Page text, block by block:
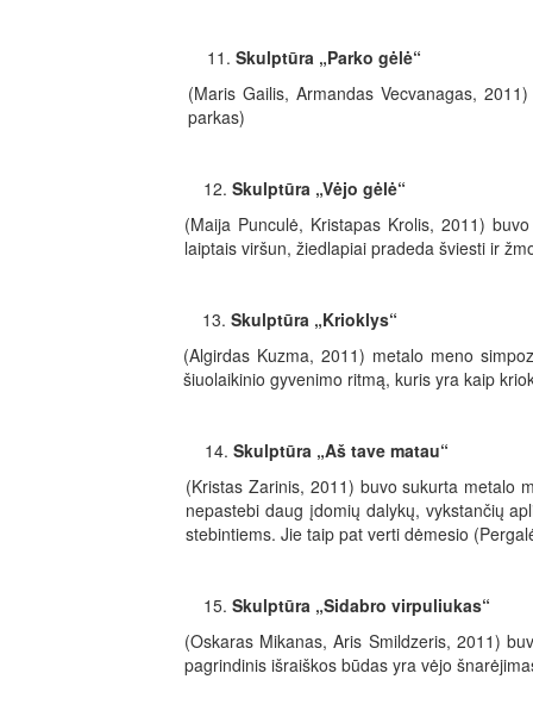
Skulptūra „Parko gėlė“
(Maris Gailis, Armandas Vecvanagas,
parkas)
Skulptūra „Vėjo gėlė“
(Maija Punculė, Kristapas Krolis, 2011)
laiptais viršun, žiedlapiai pradeda šviesti ir
Skulptūra „Krioklys“
(Algirdas Kuzma, 2011) metalo meno
šiuolaikinio gyvenimo ritmą, kuris yra kaip
Skulptūra „Aš tave matau“
(Kristas Zarinis, 2011) buvo sukurta metalo
nepastebi daug įdomių dalykų, vykstančių
stebintiems. Jie taip pat verti dėmesio
Skulptūra „Sidabro virpuliukas“
(Oskaras Mikanas, Aris Smildzeris, 2011)
pagrindinis išraiškos būdas yra vėjo